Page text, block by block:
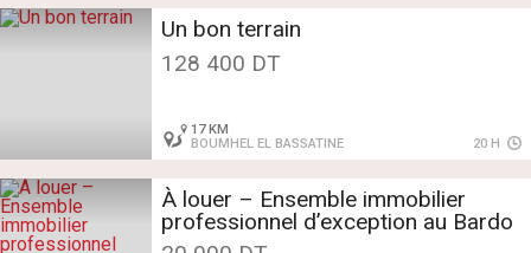
Un bon terrain
128 400 DT
17 KM
BOUMHEL EL BASSATINE
20 H
À louer – Ensemble immobilier
professionnel d’exception au Bardo